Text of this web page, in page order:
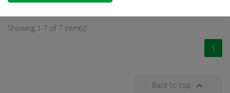
Showing 1-7 of 7 item(s)
1
Back to top 